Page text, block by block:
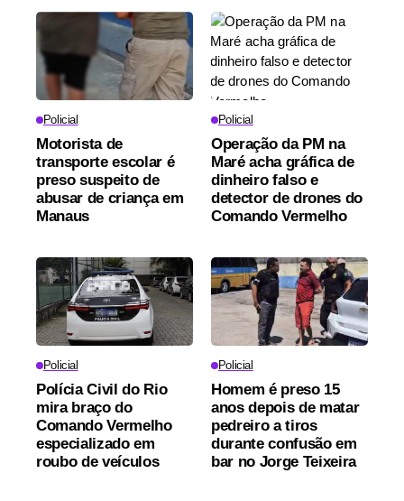
Policial
Motorista de
transporte escolar é
preso suspeito de
abusar de criança em
Manaus
Policial
Operação da PM na
Maré acha gráfica de
dinheiro falso e
detector de drones do
Comando Vermelho
Policial
Polícia Civil do Rio
mira braço do
Comando Vermelho
especializado em
roubo de veículos
Policial
Homem é preso 15
anos depois de matar
pedreiro a tiros
durante confusão em
bar no Jorge Teixeira